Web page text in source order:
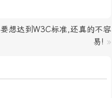
要想达到W3C标准,还真的不容
易! »